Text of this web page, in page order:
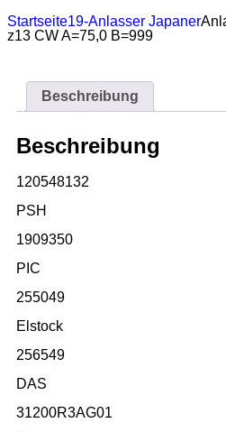
Startseite19-Anlasser Japaner
z13 CW A=75,0 B=999
Beschreibung
Beschreibung
120548132
PSH
1909350
PIC
255049
Elstock
256549
DAS
31200R3AG01